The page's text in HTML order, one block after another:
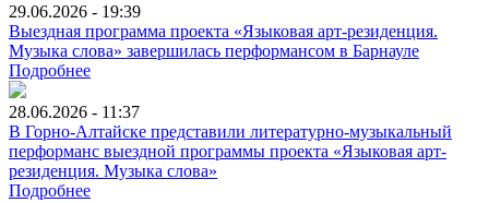
29.06.2026 - 19:39
Выездная программа проекта «Языковая арт-резиденция.
Музыка слова» завершилась перформансом в Барнауле
Подробнее
28.06.2026 - 11:37
В Горно-Алтайске представили литературно-музыкальный
перформанс выездной программы проекта «Языковая арт-
резиденция. Музыка слова»
Подробнее